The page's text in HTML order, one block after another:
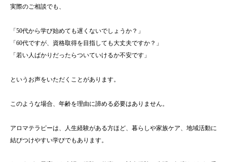
実際のご相談でも、
「50代から学び始めても遅くないでしょうか？」
「60代ですが、資格取得を目指しても大丈夫ですか？」
「若い人ばかりだったらついていけるか不安です」
というお声をいただくことがあります。
このような場合、年齢を理由に諦める必要はありません。
アロマテラピーは、人生経験がある方ほど、暮らしや家族ケア、地域活動に
結びつけやすい学びでもあります。